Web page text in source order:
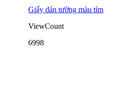
Giấy dán tường màu tím
ViewCount
6998